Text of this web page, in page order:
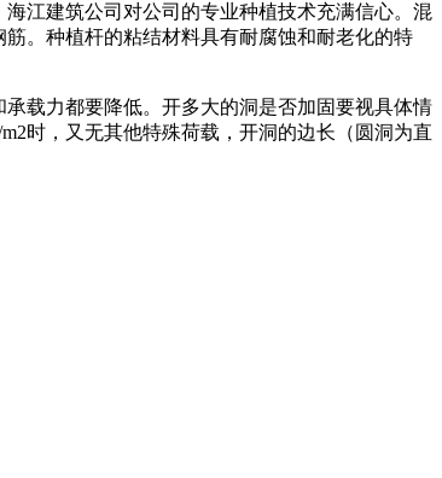
江建筑公司对公司的专业种植技术充满信心。混
。种植杆的粘结材料具有耐腐蚀和耐老化的特
载力都要降低。开多大的洞是否加固要视具体情
时，又无其他特殊荷载，开洞的边长（圆洞为直